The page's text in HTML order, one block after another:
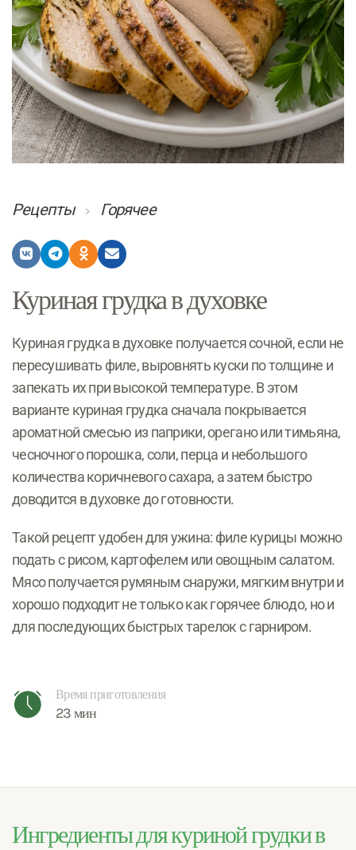
Рецепты Горячее
Куриная грудка в духовке
Куриная грудка в духовке получается сочной, если не
пересушивать филе, выровнять куски по толщине и
запекать их при высокой температуре. В этом
варианте куриная грудка сначала покрывается
ароматной смесью из паприки, орегано или тимьяна,
чесночного порошка, соли, перца и небольшого
количества коричневого сахара, а затем быстро
доводится в духовке до готовности.
Такой рецепт удобен для ужина: филе курицы можно
подать с рисом, картофелем или овощным салатом.
Мясо получается румяным снаружи, мягким внутри и
хорошо подходит не только как горячее блюдо, но и
для последующих быстрых тарелок с гарниром.
Время приготовления
23 мин
Ингредиенты для куриной грудки в